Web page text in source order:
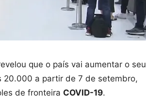
que o país vai aumentar o seu
a partir de 7 de setembro,
de fronteira COVID-19.